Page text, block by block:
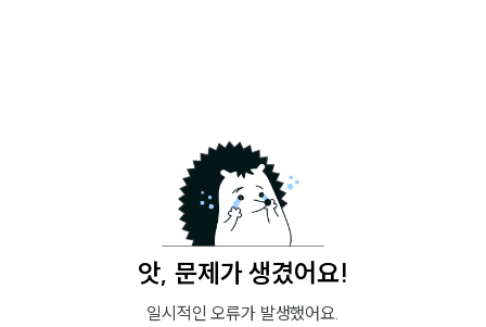
앗, 문제가 생겼어요!
일시적인 오류가 발생했어요.